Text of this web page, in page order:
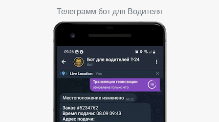
Телеграмм бот для Водителя